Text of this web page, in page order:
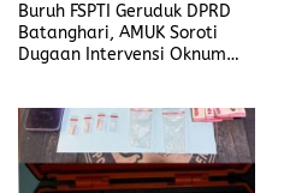
Buruh FSPTI Geruduk DPRD
Batanghari, AMUK Soroti
Dugaan Intervensi Oknum